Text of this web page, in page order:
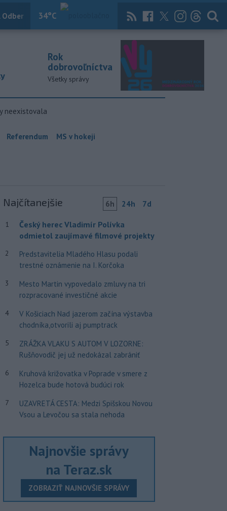
34°C
Odber Knihy Magazín News Now Archív
Rok
dobrovoľníctva
Všetky správy
neexistovala
Referendum MS v hokeji
Najčítanejšie 6h 24h 7d
1
Český herec Vladimír Polívka
odmietol zaujímavé filmové projekty
2
Predstavitelia Mladého Hlasu podali
trestné oznámenie na I. Korčoka
3
Mesto Martin vypovedalo zmluvy na tri
rozpracované investičné akcie
4
V Košiciach Nad jazerom začína výstavba
chodníka,otvorili aj pumptrack
5
ZRÁŽKA VLAKU S AUTOM V LOZORNE:
Rušňovodič jej už nedokázal zabrániť
6
Kruhová križovatka v Poprade v smere z
Hozelca bude hotová budúci rok
7
UZAVRETÁ CESTA: Medzi Spišskou Novou
Vsou a Levočou sa stala nehoda
Najnovšie správy
na Teraz.sk
ZOBRAZIŤ NAJNOVŠIE SPRÁVY